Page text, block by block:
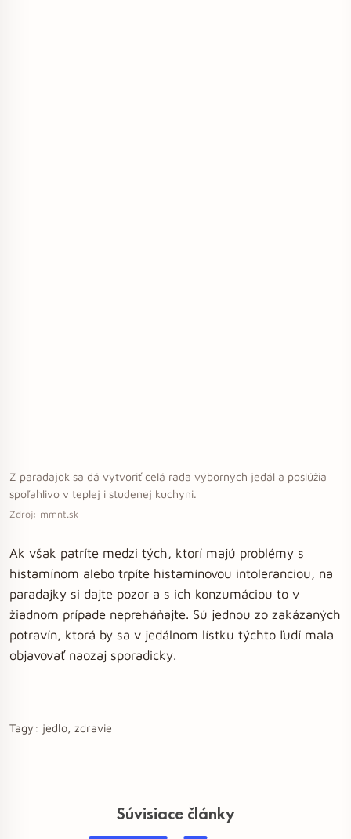
Z paradajok sa dá vytvoriť celá rada výborných jedál a poslúžia
spoľahlivo v teplej i studenej kuchyni.
Zdroj: mmnt.sk
Ak však patríte medzi tých, ktorí majú problémy s
histamínom alebo trpíte histamínovou intoleranciou, na
paradajky si dajte pozor a s ich konzumáciou to v
žiadnom prípade nepreháňajte. Sú jednou zo zakázaných
potravín, ktorá by sa v jedálnom lístku týchto ľudí mala
objavovať naozaj sporadicky.
Tagy: jedlo, zdravie
Súvisiace články